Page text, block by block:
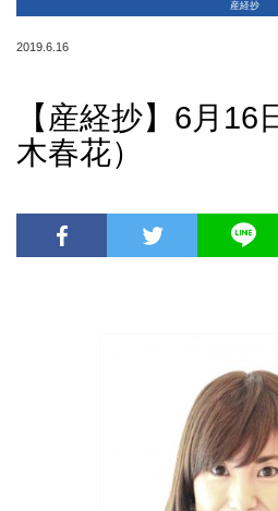
産経抄
2019.6.16
【産経抄】6月16
木春花）